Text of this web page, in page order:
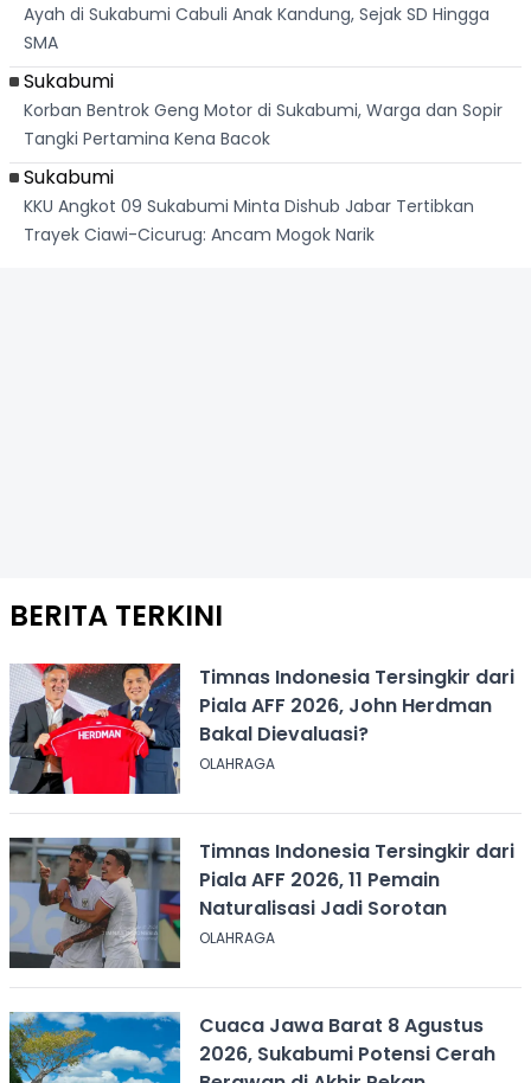
Ayah di Sukabumi Cabuli Anak Kandung, Sejak SD Hingga
SMA
Sukabumi
Korban Bentrok Geng Motor di Sukabumi, Warga dan Sopir
Tangki Pertamina Kena Bacok
Sukabumi
KKU Angkot 09 Sukabumi Minta Dishub Jabar Tertibkan
Trayek Ciawi-Cicurug: Ancam Mogok Narik
BERITA TERKINI
Timnas Indonesia Tersingkir dari
Piala AFF 2026, John Herdman
Bakal Dievaluasi?
OLAHRAGA
Timnas Indonesia Tersingkir dari
Piala AFF 2026, 11 Pemain
Naturalisasi Jadi Sorotan
OLAHRAGA
Cuaca Jawa Barat 8 Agustus
2026, Sukabumi Potensi Cerah